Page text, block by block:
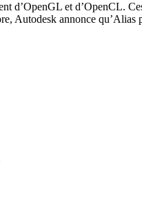
et d’OpenCL.
Autodesk annonce